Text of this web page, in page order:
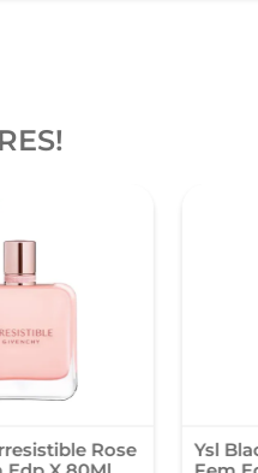
Rose
Ysl